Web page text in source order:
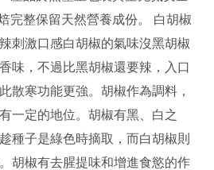
完整保留天然營養成份。 白胡椒
刺激口感白胡椒的氣味沒黑胡椒
味，不過比黑胡椒還要辣，入口
散寒功能更強。胡椒作為調料，
一定的地位。胡椒有黑、白之
種子是綠色時摘取，而白胡椒則
胡椒有去腥提味和增進食慾的作